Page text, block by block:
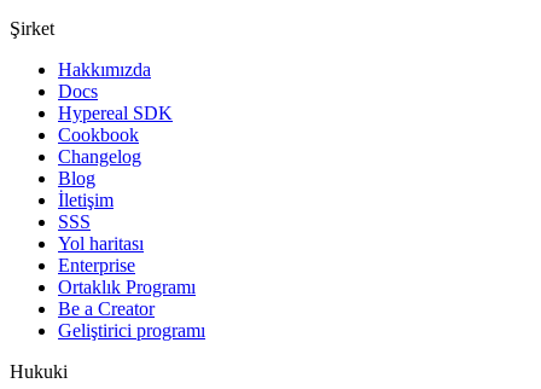
Şirket
Hakkımızda
Docs
Hypereal SDK
Cookbook
Changelog
Blog
İletişim
SSS
Yol haritası
Enterprise
Ortaklık Programı
Be a Creator
Geliştirici programı
Hukuki